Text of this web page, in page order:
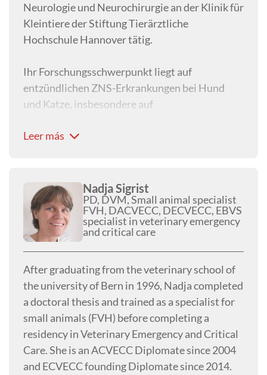
Neurologie und Neurochirurgie an der Klinik für
Kleintiere der Stiftung Tierärztliche
Hochschule Hannover tätig.
Ihr Forschungsschwerpunkt liegt auf
entzündlichen ZNS-Erkrankungen bei Hund
und Katze, insbesondere auf
der Anwendung künstlicher Intelligenz in der
Leer más
Nadja Sigrist
PD, DVM, Small animal specialist
FVH, DACVECC, DECVECC, EBVS
specialist in veterinary emergency
and critical care
After graduating from the veterinary school of
the university of Bern in 1996, Nadja completed
a doctoral thesis and trained as a specialist for
small animals (FVH) before completing a
residency in Veterinary Emergency and Critical
Care. She is an ACVECC Diplomate since 2004
and ECVECC founding Diplomate since 2014.